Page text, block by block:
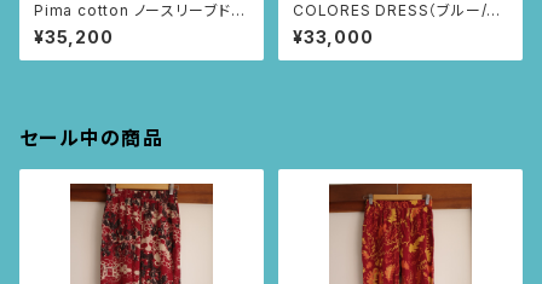
Pima cotton ノースリーブドレ
ス (ブラック/レースとツタ柄)
¥35,200
COLORES DRESS（ブルー/ひ
まわり柄)
¥33,000
セール中の商品